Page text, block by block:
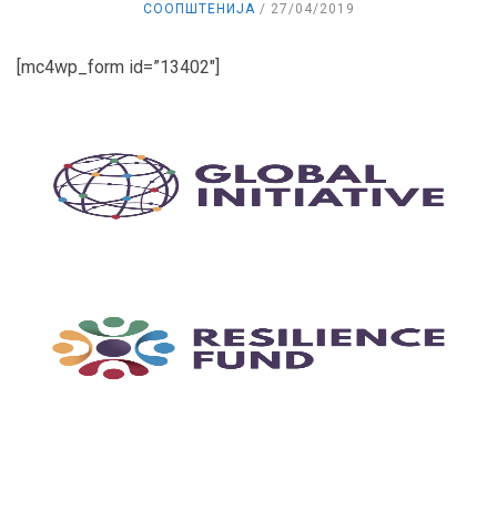
СООПШТЕНИЈА 27/04/2019
[mc4wp_form id=”13402″]